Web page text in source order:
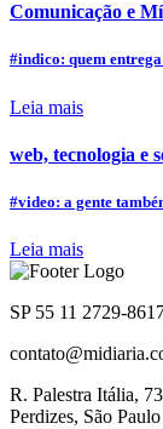
Comunicação e
#indico: quem
Leia mais
web, tecnologia e
#video: a gente
Leia mais
SP 55 11 2729-
R. Palestra Itália,
Perdizes, São